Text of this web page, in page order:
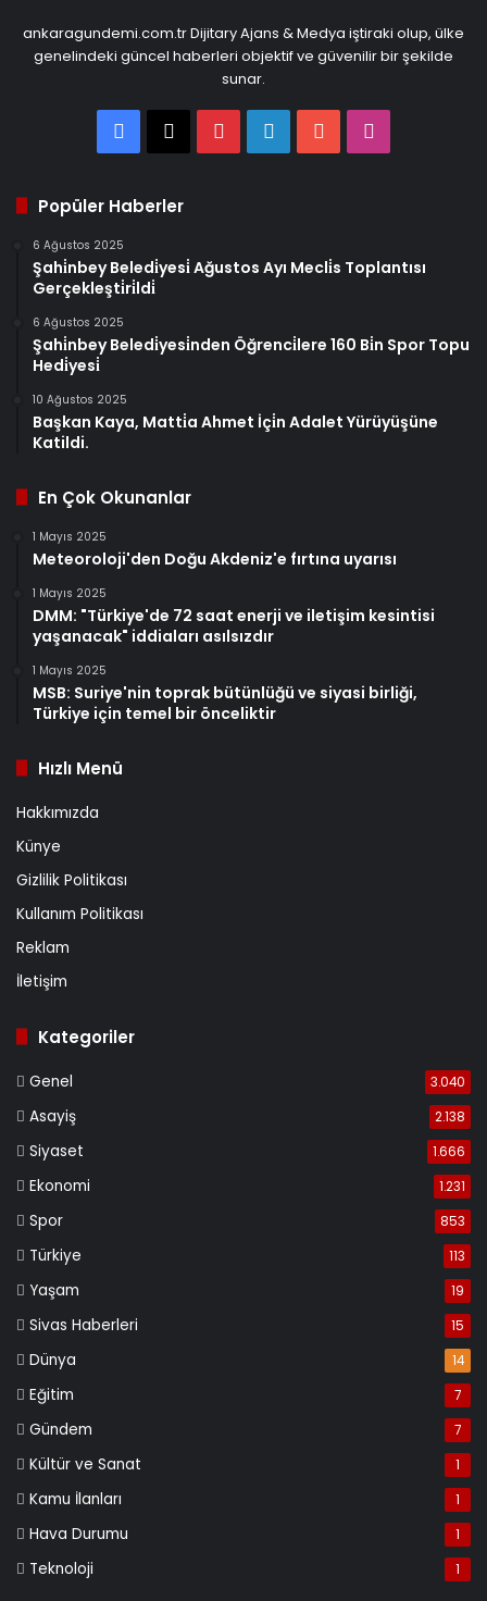
ankaragundemi.com.tr Dijitary Ajans & Medya iştiraki olup, ülke
genelindeki güncel haberleri objektif ve güvenilir bir şekilde
sunar.
Facebook
X PinterestLinkedInYouTube
Popüler Haberler
6 Ağustos 2025
Şahi̇nbey Beledi̇yesi̇ Ağustos Ayı Mecli̇s Toplantısı
Gerçekleşti̇ri̇ldi̇
6 Ağustos 2025
Şahi̇nbey Beledi̇yesi̇nden Öğrenci̇lere 160 Bi̇n Spor Topu
Hedi̇yesi̇
10 Ağustos 2025
Başkan Kaya, Matti̇a Ahmet İçi̇n Adalet Yürüyüşüne
Katildi.
En Çok Okunanlar
1 Mayıs 2025
Meteoroloji'den Doğu Akdeniz'e fırtına uyarısı
1 Mayıs 2025
DMM: "Türkiye'de 72 saat enerji ve iletişim kesintisi
yaşanacak" iddiaları asılsızdır
1 Mayıs 2025
MSB: Suriye'nin toprak bütünlüğü ve siyasi birliği,
Türkiye için temel bir önceliktir
Hızlı Menü
Hakkımızda
Künye
Gizlilik Politikası
Kullanım Politikası
Reklam
İletişim
Kategoriler
Genel 3.040
Asayiş 2.138
Siyaset 1.666
Ekonomi 1.231
Spor 853
Türkiye 113
Yaşam 19
Sivas Haberleri 15
Dünya 14
Eğitim 7
Gündem 7
Kültür ve Sanat 1
Kamu İlanları 1
Hava Durumu 1
Teknoloji 1